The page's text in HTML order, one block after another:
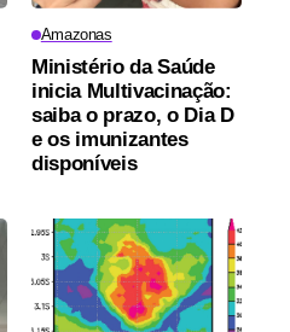
Amazonas
Ministério da Saúde
inicia Multivacinação:
saiba o prazo, o Dia D
e os imunizantes
disponíveis